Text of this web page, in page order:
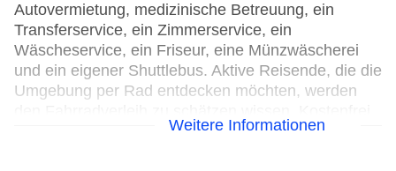
Autovermietung, medizinische Betreuung, ein
Transferservice, ein Zimmerservice, ein
Wäscheservice, ein Friseur, eine Münzwäscherei
und ein eigener Shuttlebus. Aktive Reisende, die die
Umgebung per Rad entdecken möchten, werden
steht Gästen die Tageszeitung zur Verfügung. Bei
Weitere Informationen